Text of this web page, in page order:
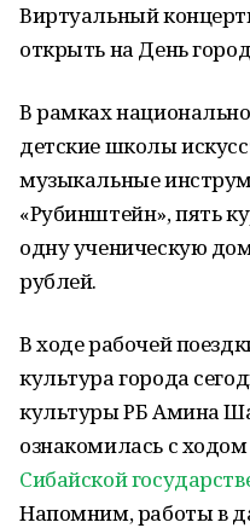
Виртуальный
открыть на День
В рамках
детские школы
музыкальные
«Рубинштейн», пять
одну ученическую
рублей.
В ходе рабочей
культура города
культуры РБ Амина
ознакомилась с
Сибайской
Напомним, работы в